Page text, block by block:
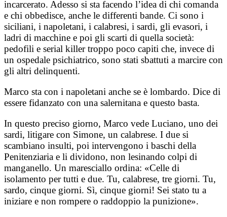
incarcerato. Adesso si sta facendo l’idea di chi comanda
e chi obbedisce, anche le differenti bande. Ci sono i
siciliani, i napoletani, i calabresi, i sardi, gli evasori, i
ladri di macchine e poi gli scarti di quella società:
pedofili e serial killer troppo poco capiti che, invece di
un ospedale psichiatrico, sono stati sbattuti a marcire con
gli altri delinquenti.
Marco sta con i napoletani anche se è lombardo. Dice di
essere fidanzato con una salernitana e questo basta.
In questo preciso giorno, Marco vede Luciano, uno dei
sardi, litigare con Simone, un calabrese. I due si
scambiano insulti, poi intervengono i baschi della
Penitenziaria e li dividono, non lesinando colpi di
manganello. Un maresciallo ordina: «Celle di
isolamento per tutti e due. Tu, calabrese, tre giorni. Tu,
sardo, cinque giorni. Sì, cinque giorni! Sei stato tu a
iniziare e non rompere o raddoppio la punizione».